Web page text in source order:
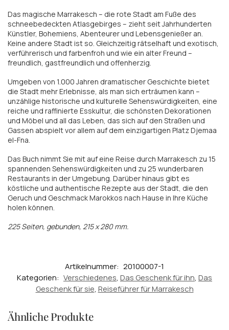
Das magische Marrakesch – die rote Stadt am Fuße des
schneebedeckten Atlasgebirges – zieht seit Jahrhunderten
Künstler, Bohemiens, Abenteurer und Lebensgenießer an.
Keine andere Stadt ist so. Gleichzeitig rätselhaft und exotisch,
verführerisch und farbenfroh und wie ein alter Freund –
freundlich, gastfreundlich und offenherzig.
Umgeben von 1.000 Jahren dramatischer Geschichte bietet
die Stadt mehr Erlebnisse, als man sich erträumen kann –
unzählige historische und kulturelle Sehenswürdigkeiten, eine
reiche und raffinierte Esskultur, die schönsten Dekorationen
und Möbel und all das Leben, das sich auf den Straßen und
Gassen abspielt vor allem auf dem einzigartigen Platz Djemaa
el-Fna.
Das Buch nimmt Sie mit auf eine Reise durch Marrakesch zu 15
spannenden Sehenswürdigkeiten und zu 25 wunderbaren
Restaurants in der Umgebung. Darüber hinaus gibt es
köstliche und authentische Rezepte aus der Stadt, die den
Geruch und Geschmack Marokkos nach Hause in Ihre Küche
holen können.
225 Seiten, gebunden, 215 x 280 mm.
Artikelnummer: 20100007-1
Kategorien: Verschiedenes, Das Geschenk für ihn, Das
Geschenk für sie, Reiseführer für Marrakesch
Ähnliche Produkte